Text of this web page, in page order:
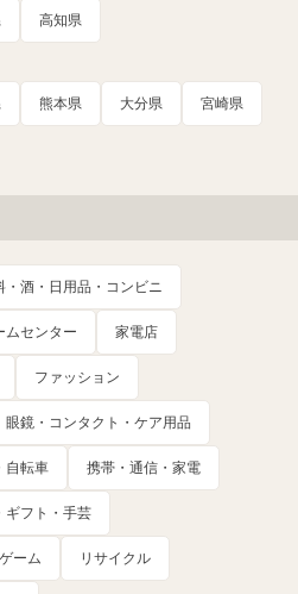
高知県
熊本県 大分県 宮崎県
・酒・日用品・コンビニ
ムセンター 家電店
ファッション
眼鏡・コンタクト・ケア用品
自転車 携帯・通信・家電
ギフト・手芸
ーム リサイクル